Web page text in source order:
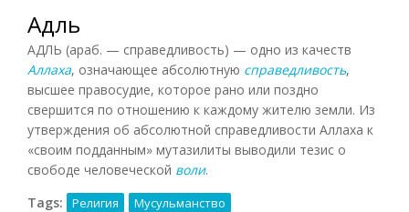
Адль
АДЛЬ (араб. — справедливость) — одно из качеств
Аллаха, означающее абсолютную справедливость,
высшее правосудие, которое рано или поздно
свершится по отношению к каждому жителю земли. Из
утверждения об абсолютной справедливости Аллаха к
«своим подданным» мутазилиты выводили тезис о
свободе человеческой воли.
Tags:
Религия Мусульманство